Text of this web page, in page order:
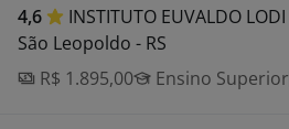
4,6 INSTITUTO EUVALDO LODI
São Leopoldo - RS
R$ 1.895,00
Ensino Superior